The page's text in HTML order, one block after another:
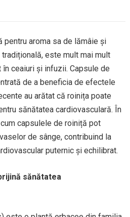
pentru aroma sa de lămâie și
este mult mai mult
ceaiuri și infuzii. Capsule de
de a beneficia de efectele
au arătat că roinița poate
sănătatea cardiovasculară. În
capsulele de roiniță pot
de sânge, contribuind la
puternic și echilibrat.
sănătatea